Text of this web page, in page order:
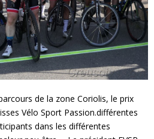
de la zone Coriolis, le prix
Vélo Sport Passion.différentes
dans les différentes